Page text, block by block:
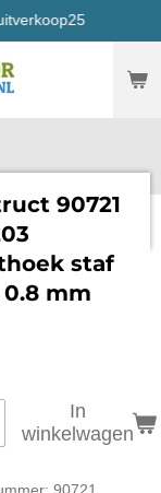
90721
staf
0.8 mm
In
winkelwagen